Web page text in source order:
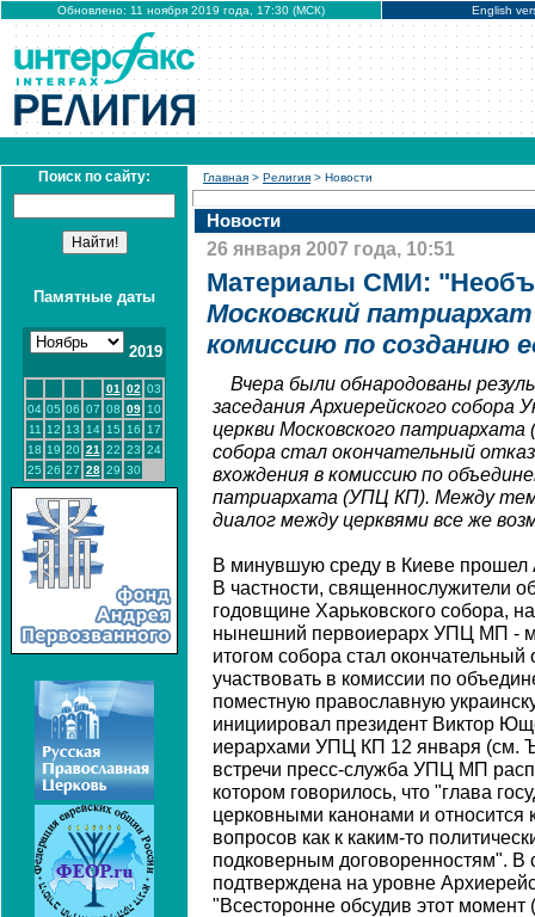
Обновлено: 11 ноября 2019 года, 17:30 (МСК) English
Поиск по сайту:
Памятные даты
2019
01 02 03
04 05 06 07 08 09 10
11
12 13 14 15 16
17
18 19 20 21 22 23 24
25 26 27 28 29 30
Главная > Религия > Новости
Новости
26 января 2007 года, 10:51
Материалы СМИ:
Московский
комиссию по созданию
Вчера были обнародованы
заседания Архиерейского собора
церкви Московского
собора стал окончательный
вхождения в комиссию по
патриархата (УПЦ КП). Между
диалог между церквями все же
В минувшую среду в Киеве
В частности, священнослужители
годовщине Харьковского собора,
нынешний первоиерарх УПЦ МП -
итогом собора стал
участвовать в комиссии по
поместную православную
инициировал президент Виктор
иерархами УПЦ КП 12 января (см.
встречи пресс-служба УПЦ МП
котором говорилось, что "глава
церковными канонами и относится
вопросов как к каким-то
подковерным договоренностям". В
подтверждена на уровне
"Всесторонне обсудив этот